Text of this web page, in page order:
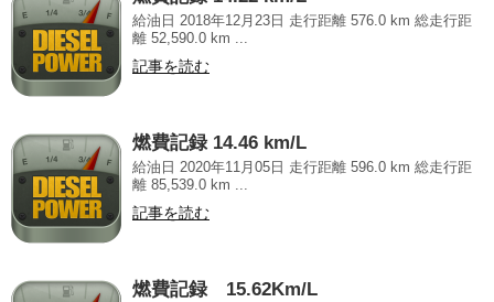
給油日 2018年12月23日 走行距離 576.0 km 総走行距
離 52,590.0 km ...
記事を読む
燃費記録 14.46 km/L
給油日 2020年11月05日 走行距離 596.0 km 総走行距
離 85,539.0 km ...
記事を読む
燃費記録 15.62Km/L